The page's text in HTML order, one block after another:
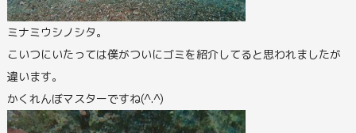
ミナミウシノシタ。
こいつにいたっては僕がついにゴミを紹介してると思われましたが
違います。
かくれんぼマスターですね(^.^)